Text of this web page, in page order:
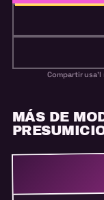
Compartir usa'l
MÁS DE